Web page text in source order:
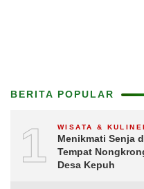
BERITA POPULAR
1 WISATA &
Menikmati Senja
Tempat
Desa Kepuh